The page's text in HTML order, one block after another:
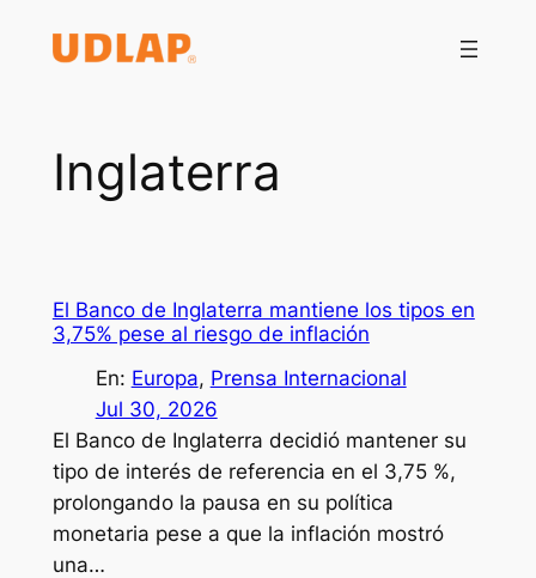
Inglaterra
El Banco de Inglaterra mantiene los tipos en
3,75% pese al riesgo de inflación
En: Europa, Prensa Internacional
Jul 30, 2026
El Banco de Inglaterra decidió mantener su
tipo de interés de referencia en el 3,75 %,
prolongando la pausa en su política
monetaria pese a que la inflación mostró
una…